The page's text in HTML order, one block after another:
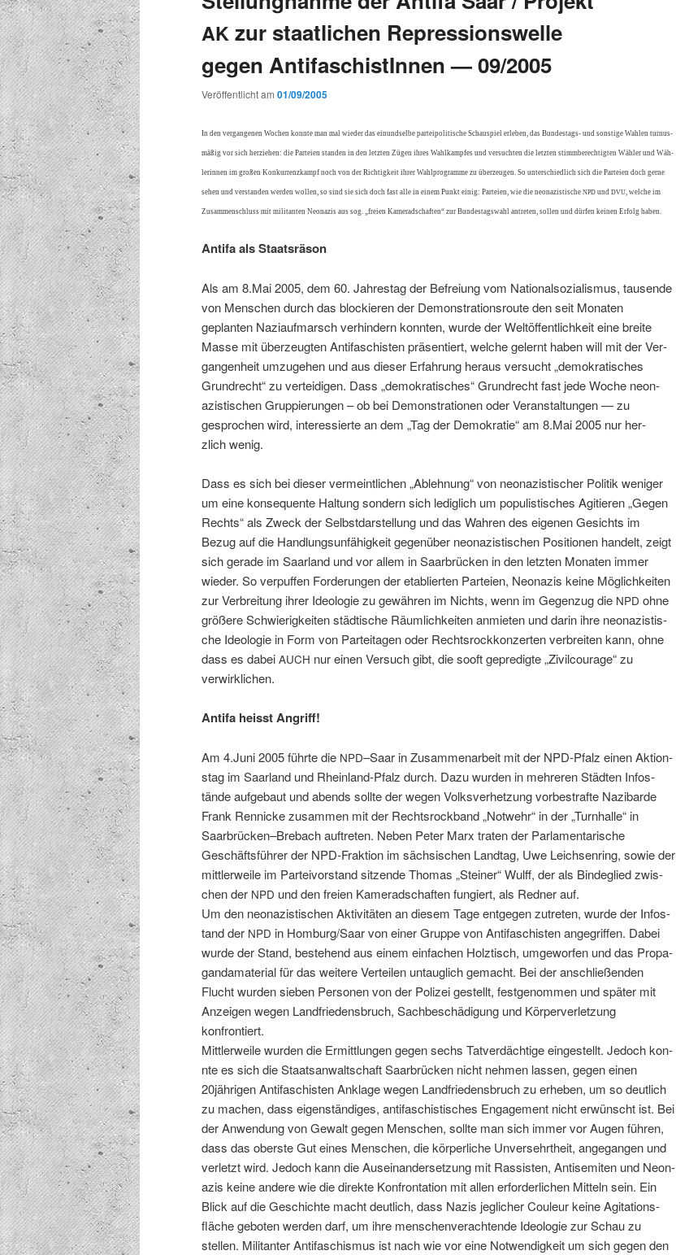
AK zur staatlichen Repressionswelle
gegen AntifaschistInnen — 09/2005
Veröffentlicht am 01/09/2005
In den ver­gan­genen Wochen kon­nte man mal wieder das ein­und­selbe parteipoli­tis­che Schaus­piel erleben, das Bun­destags- und son­stige Wahlen tur­nus­
mäßig vor sich herziehen: die Parteien standen in den let­zten Zügen ihres Wahlkampfes und ver­sucht­en die let­zten stimm­berechtigten Wäh­ler und Wäh­
lerin­nen im großen Konkur­ren­zkampf noch von der Richtigkeit ihrer Wahl­pro­gramme zu überzeu­gen. So unter­schiedlich sich die Parteien doch gerne
sehen und ver­standen wer­den wollen, so sind sie sich doch fast alle in einem Punkt einig: Parteien, wie die neon­azis­tis­che NPD und DVU , welche im
Zusam­men­schluss mit mil­i­tan­ten Neon­azis aus sog. „freien Kam­er­ad­schaften“ zur Bun­destagswahl antreten, sollen und dür­fen keinen Erfolg haben.
Antifa als Staatsräson
Als am 8.Mai 2005, dem 60. Jahrestag der Befreiung vom Nation­al­sozial­is­mus, tausende
von Men­schen durch das block­ieren der Demon­stra­tionsroute den seit Monat­en
geplanten Nazi­auf­marsch ver­hin­dern kon­nten, wurde der Weltöf­fentlichkeit eine bre­ite
Masse mit überzeugten Antifaschis­ten präsen­tiert, welche gel­ernt haben will mit der Ver­
gan­gen­heit umzuge­hen und aus dieser Erfahrung her­aus ver­sucht „demokratis­ches
Grun­drecht“ zu vertei­di­gen. Dass „demokratis­ches“ Grun­drecht fast jede Woche neon­
azis­tis­chen Grup­pierun­gen – ob bei Demon­stra­tio­nen oder Ver­anstal­tun­gen — zu
gesprochen wird, inter­essierte an dem „Tag der Demokratie“ am 8.Mai 2005 nur her­
zlich wenig.
Dass es sich bei dieser ver­meintlichen „Ablehnung“ von neon­azis­tis­ch­er Poli­tik weniger
um eine kon­se­quente Hal­tung son­dern sich lediglich um pop­ulis­tis­ches Agi­tieren „Gegen
Rechts“ als Zweck der Selb­st­darstel­lung und das Wahren des eige­nen Gesichts im
Bezug auf die Hand­lung­sun­fähigkeit gegenüber neon­azis­tis­chen Posi­tio­nen han­delt, zeigt
sich ger­ade im Saar­land und vor allem in Saar­brück­en in den let­zten Monat­en immer
wieder. So ver­puffen Forderun­gen der etablierten Parteien, Neon­azis keine Möglichkeit­en
zur Ver­bre­itung ihrer Ide­olo­gie zu gewähren im Nichts, wenn im Gegen­zug die NPD ohne
größere Schwierigkeit­en städtis­che Räum­lichkeit­en anmi­eten und darin ihre neon­azis­tis­
che Ide­olo­gie in Form von Parteita­gen oder Recht­srock­konz­erten ver­bre­it­en kann, ohne
dass es dabei AUCH nur einen Ver­such gibt, die sooft gepredigte „Zivil­courage“ zu
verwirklichen.
Antifa heisst Angriff!
Am 4.Juni 2005 führte die NPD–Saar in Zusam­me­nar­beit mit der NPD-Pfalz einen Aktion­
stag im Saar­land und Rhein­land-Pfalz durch. Dazu wur­den in mehreren Städten Infos­
tände aufge­baut und abends sollte der wegen Volksver­het­zung vorbe­strafte Naz­ibarde
Frank Ren­nicke zusam­men mit der Recht­srock­band „Notwehr“ in der „Turn­halle“ in
Saarbrücken–Brebach auftreten. Neben Peter Marx trat­en der Par­la­men­tarische
Geschäfts­führer der NPD-Frak­tion im säch­sis­chen Land­tag, Uwe Leich­sen­ring, sowie der
mit­tler­weile im Parteivor­stand sitzende Thomas „Stein­er“ Wulff, der als Bindeglied zwis­
chen der NPD und den freien Kam­er­ad­schaften fungiert, als Red­ner auf.
Um den neon­azis­tis­chen Aktiv­itäten an diesem Tage ent­ge­gen zutreten, wurde der Info­s­
tand der NPD in Homburg/Saar von ein­er Gruppe von Antifaschis­ten ange­grif­f­en. Dabei
wurde der Stand, beste­hend aus einem ein­fachen Holztisch, umge­wor­fen und das Pro­pa­
gan­da­ma­te­r­i­al für das weit­ere Verteilen untauglich gemacht. Bei der anschließen­den
Flucht wur­den sieben Per­so­n­en von der Polizei gestellt, festgenom­men und später mit
Anzeigen wegen Land­friedens­bruch, Sachbeschädi­gung und Kör­per­ver­let­zung
konfrontiert.
Mit­tler­weile wur­den die Ermit­tlun­gen gegen sechs Tatverdächtige eingestellt. Jedoch kon­
nte es sich die Staat­san­waltschaft Saar­brück­en nicht nehmen lassen, gegen einen
20jährigen Antifaschis­ten Anklage wegen Land­friedens­bruch zu erheben, um so deut­lich
zu machen, dass eigen­ständi­ges, antifaschis­tis­ches Engage­ment nicht erwün­scht ist. Bei
der Anwen­dung von Gewalt gegen Men­schen, sollte man sich immer vor Augen führen,
dass das ober­ste Gut eines Men­schen, die kör­per­liche Unversehrtheit, ange­gan­gen und
ver­let­zt wird. Jedoch kann die Auseinan­der­set­zung mit Ras­sis­ten, Anti­semiten und Neon­
azis keine andere wie die direk­te Kon­fronta­tion mit allen erforder­lichen Mit­teln sein. Ein
Blick auf die Geschichte macht deut­lich, dass Nazis jeglich­er Couleur keine Agi­ta­tions­
fläche geboten wer­den darf, um ihre men­schen­ver­ach­t­ende Ide­olo­gie zur Schau zu
stellen. Mil­i­tan­ter Antifaschis­mus ist nach wie vor eine Notwendigkeit um sich gegen den